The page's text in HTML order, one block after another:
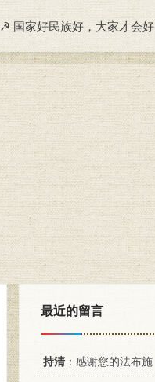
☭ 国家好民族好，大家才会好
最近的留言
持清：感谢您的法布施